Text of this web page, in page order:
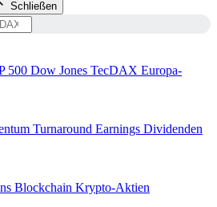
Schließen
500 Dow Jones TecDAX Europa-
Turnaround Earnings Dividenden
Blockchain Krypto-Aktien